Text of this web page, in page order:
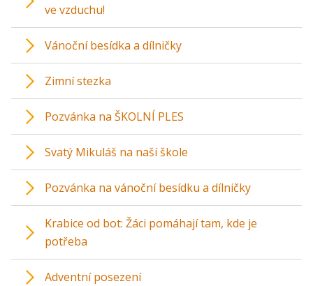
ve vzduchu!
Vánoční besídka a dílničky
Zimní stezka
Pozvánka na ŠKOLNÍ PLES
Svatý Mikuláš na naší škole
Pozvánka na vánoční besídku a dílničky
Krabice od bot: Žáci pomáhají tam, kde je
potřeba
Adventní posezení